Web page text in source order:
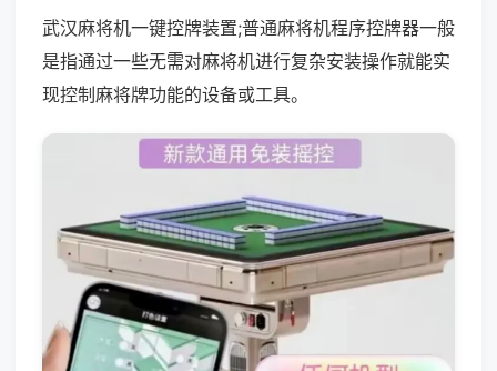
武汉麻将机一键控牌装置;普通麻将机程序控牌器一般
是指通过一些无需对麻将机进行复杂安装操作就能实
现控制麻将牌功能的设备或工具。